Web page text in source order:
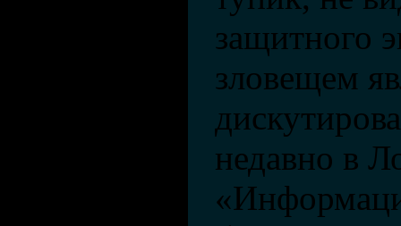
защитного
зловещем
недавно в